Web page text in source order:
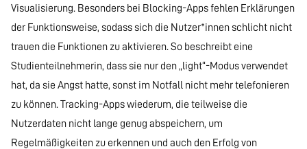
Visualisierung. Besonders bei Blocking-Apps fehlen Erklärungen
der Funktionsweise, sodass sich die Nutzer*innen schlicht nicht
trauen die Funktionen zu aktivieren. So beschreibt eine
Studienteilnehmerin, dass sie nur den „light“-Modus verwendet
hat, da sie Angst hatte, sonst im Notfall nicht mehr telefonieren
zu können. Tracking-Apps wiederum, die teilweise die
Nutzerdaten nicht lange genug abspeichern, um
Regelmäßigkeiten zu erkennen und auch den Erfolg von